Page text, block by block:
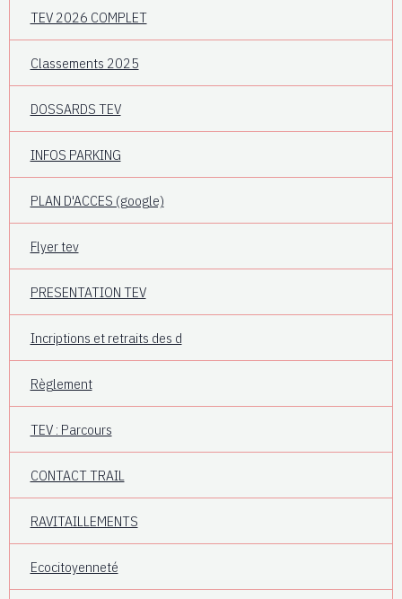
TEV 2026 COMPLET
Classements 2025
DOSSARDS TEV
INFOS PARKING
PLAN D'ACCES (google)
Flyer tev
PRESENTATION TEV
Incriptions et retraits des d
Règlement
TEV : Parcours
CONTACT TRAIL
RAVITAILLEMENTS
Ecocitoyenneté